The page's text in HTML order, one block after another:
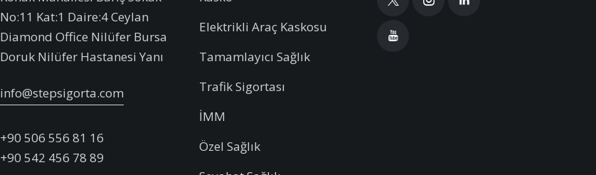
No:11 Kat:1 Daire:4 Ceylan
Diamond Office Nilüfer Bursa
Doruk Nilüfer Hastanesi Yanı
info@stepsigorta.com
+90 506 556 81 16
+90 542 456 78 89
Elektrikli Araç Kaskosu
Tamamlayıcı Sağlık
Trafik Sigortası
İMM
Özel Sağlık